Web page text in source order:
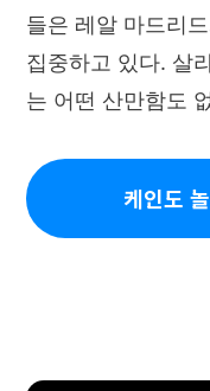
들은 레알 마드리
집중하고 있다. 살
는 어떤 산만함도
케인도